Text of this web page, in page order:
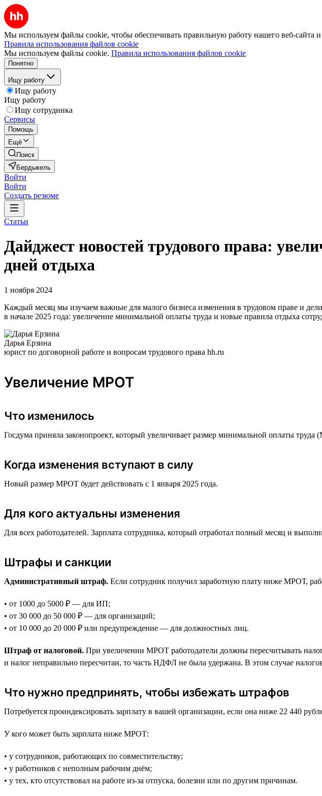
Мы используем файлы cookie, чтобы обеспечивать правильную работу нашего веб-сайта и
Правила использования файлов cookie
Мы используем файлы cookie. Правила использования файлов cookie
Понятно
Ищу работу
Ищу работу
Ищу работу
Ищу сотрудника
Сервисы
Помощь
Ещё
Поиск
Бердыкель
Войти
Войти
Создать резюме
Статьи
Дайджест новостей трудового права:
дней отдыха
1 ноября 2024
Каждый месяц мы изучаем важные для малого бизнеса изменения в трудовом праве и
в начале 2025 года: увеличение минимальной оплаты труда и новые правила отдыха
Дарья Ерзина
юрист по договорной работе и вопросам трудового права hh.ru
Увеличение МРОТ
Что изменилось
Госдума приняла законопроект, который увеличивает размер минимальной оплаты
Когда изменения вступают в силу
Новый размер МРОТ будет действовать с 1 января 2025 года.
Для кого актуальны изменения
Для всех работодателей. Зарплата сотрудника, который отработал полный месяц и
Штрафы и санкции
Административный штраф. Если сотрудник получил заработную плату ниже МРОТ,
• от 1000 до 5000 ₽ — для ИП;
• от 30 000 до 50 000 ₽ — для организаций;
• от 10 000 до 20 000 ₽ или предупреждение — для должностных лиц.
Штраф от налоговой. При увеличении МРОТ работодатели должны пересчитывать
и налог неправильно пересчитан, то часть НДФЛ не была удержана. В этом случае
Что нужно предпринять, чтобы избежать штрафов
Потребуется проиндексировать зарплату в вашей организации, если она ниже 22 440
У кого может быть зарплата ниже МРОТ:
• у сотрудников, работающих по совместительству;
• у работников с неполным рабочим днём;
• у тех, кто отсутствовал на работе из-за отпуска, болезни или по другим причинам.